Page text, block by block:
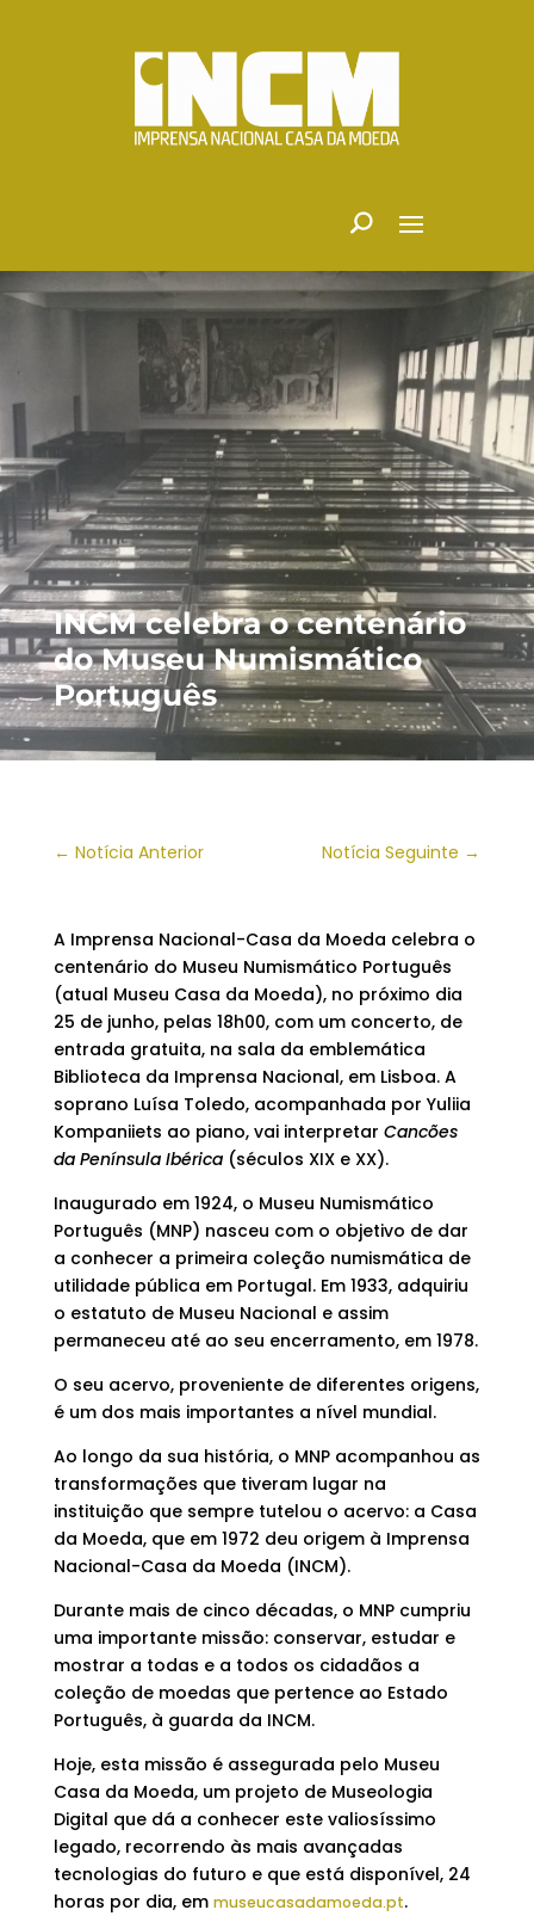
INCM celebra o centenário
do Museu Numismático
Português
← Notícia Anterior Notícia Seguinte →
A Imprensa Nacional-Casa da Moeda celebra o
centenário do Museu Numismático Português
(atual Museu Casa da Moeda), no próximo dia
25 de junho, pelas 18h00, com um concerto, de
entrada gratuita, na sala da emblemática
Biblioteca da Imprensa Nacional, em Lisboa. A
soprano Luísa Toledo, acompanhada por Yuliia
Kompaniiets ao piano, vai interpretar Cancões
da Península Ibérica(séculos XIX e XX).
Inaugurado em 1924, o Museu Numismático
Português (MNP) nasceu com o objetivo de dar
a conhecer a primeira coleção numismática de
utilidade pública em Portugal. Em 1933, adquiriu
o estatuto de Museu Nacional e assim
permaneceu até ao seu encerramento, em 1978.
O seu acervo, proveniente de diferentes origens,
é um dos mais importantes a nível mundial.
Ao longo da sua história, o MNP acompanhou as
transformações que tiveram lugar na
instituição que sempre tutelou o acervo: a Casa
da Moeda, que em 1972 deu origem à Imprensa
Nacional-Casa da Moeda (INCM).
Durante mais de cinco décadas, o MNP cumpriu
uma importante missão: conservar, estudar e
mostrar a todas e a todos os cidadãos a
coleção de moedas que pertence ao Estado
Português, à guarda da INCM.
Hoje, esta missão é assegurada pelo Museu
Casa da Moeda, um projeto de Museologia
Digital que dá a conhecer este valiosíssimo
legado, recorrendo às mais avançadas
tecnologias do futuro e que está disponível, 24
horas por dia, em museucasadamoeda.pt.